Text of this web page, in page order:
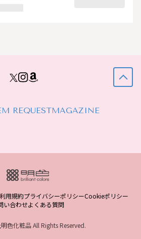
REQUESTMAGAZINE
利用規約プライバシーポリシーCookieポリシー
い合わせよくある質問
色化粧品 All Rights Reserved.